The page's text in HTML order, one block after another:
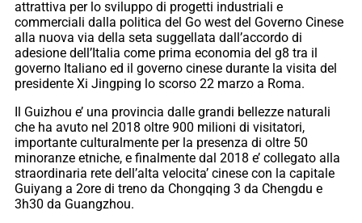
attrattiva per lo sviluppo di progetti industriali e
commerciali dalla politica del Go west del Governo Cinese
alla nuova via della seta suggellata dall’accordo di
adesione dell’Italia come prima economia del g8 tra il
governo Italiano ed il governo cinese durante la visita del
presidente Xi Jingping lo scorso 22 marzo a Roma.
Il Guizhou e’ una provincia dalle grandi bellezze naturali
che ha avuto nel 2018 oltre 900 milioni di visitatori,
importante culturalmente per la presenza di oltre 50
minoranze etniche, e finalmente dal 2018 e’ collegato alla
straordinaria rete dell’alta velocita’ cinese con la capitale
Guiyang a 2ore di treno da Chongqing 3 da Chengdu e
3h30 da Guangzhou.